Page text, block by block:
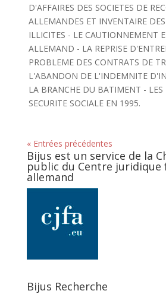
D'AFFAIRES DES SOCIETES DE
ALLEMANDES ET INVENTAIRE
ILLICITES - LE CAUTIONNEMENT
ALLEMAND - LA REPRISE
PROBLEME DES CONTRATS DE
L'ABANDON DE L'INDEMNITE
LA BRANCHE DU BATIMENT -
SECURITE SOCIALE EN 1995.
« Entrées précédentes
Bijus est un service de la
public du Centre juridique
allemand
Bijus Recherche